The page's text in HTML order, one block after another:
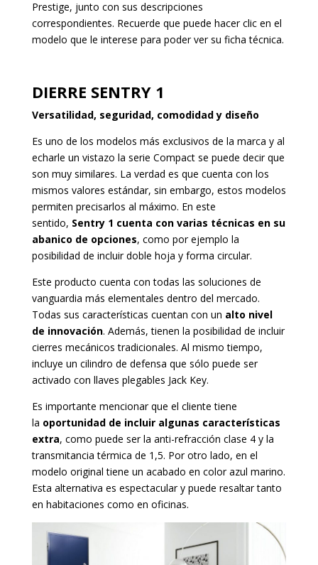
Prestige, junto con sus descripciones
correspondientes. Recuerde que puede hacer clic en el
modelo que le interese para poder ver su ficha técnica.
DIERRE SENTRY 1
Versatilidad, seguridad, comodidad y diseño
Es uno de los modelos más exclusivos de la marca y al
echarle un vistazo la serie Compact se puede decir que
son muy similares. La verdad es que cuenta con los
mismos valores estándar, sin embargo, estos modelos
permiten precisarlos al máximo. En este
sentido, Sentry 1 cuenta con varias técnicas en su
abanico de opciones, como por ejemplo la
posibilidad de incluir doble hoja y forma circular.
Este producto cuenta con todas las soluciones de
vanguardia más elementales dentro del mercado.
Todas sus características cuentan con un alto nivel
de innovación. Además, tienen la posibilidad de incluir
cierres mecánicos tradicionales. Al mismo tiempo,
incluye un cilindro de defensa que sólo puede ser
activado con llaves plegables Jack Key.
Es importante mencionar que el cliente tiene
la oportunidad de incluir algunas características
extra, como puede ser la anti-refracción clase 4 y la
transmitancia térmica de 1,5. Por otro lado, en el
modelo original tiene un acabado en color azul marino.
Esta alternativa es espectacular y puede resaltar tanto
en habitaciones como en oficinas.